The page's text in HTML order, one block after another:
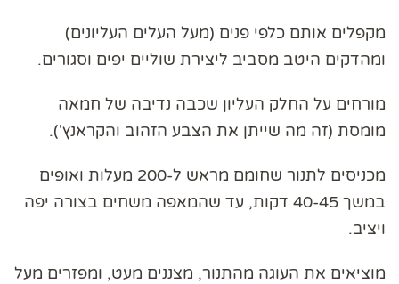
מקפלים אותם כלפי פנים (מעל העלים העליונים)
ומהדקים היטב מסביב ליצירת שוליים יפים וסגורים.
מורחים על החלק העליון שכבה נדיבה של חמאה
מומסת (זה מה שייתן את הצבע הזהוב והקראנץ').
מכניסים לתנור שחומם מראש ל-200 מעלות ואופים
במשך 40-45 דקות, עד שהמאפה משחים בצורה יפה
ויציב.
מוציאים את העוגה מהתנור, מצננים מעט, ומפזרים מעל